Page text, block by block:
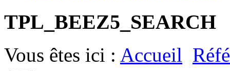
TPL_BEEZ5_SEARCH
Vous êtes ici : Accueil